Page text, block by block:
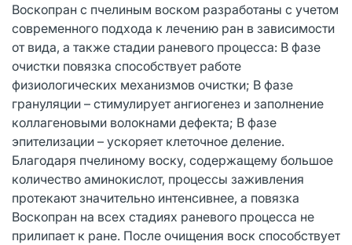
Воскопран с пчелиным воском разработаны с учетом
современного подхода к лечению ран в зависимости
от вида, а также стадии раневого процесса: В фазе
очистки повязка способствует работе
физиологических механизмов очистки; В фазе
грануляции – стимулирует ангиогенез и заполнение
коллагеновыми волокнами дефекта; В фазе
эпителизации – ускоряет клеточное деление.
Благодаря пчелиному воску, содержащему большое
количество аминокислот, процессы заживления
протекают значительно интенсивнее, а повязка
Воскопран на всех стадиях раневого процесса не
прилипает к ране. После очищения воск способствует